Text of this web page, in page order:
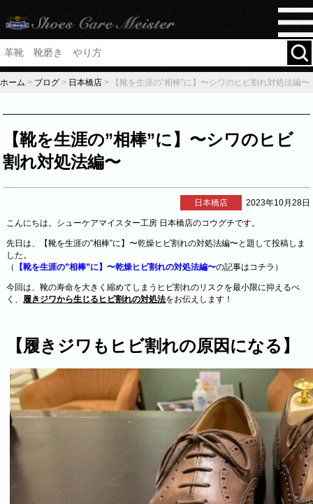
ホーム > ブログ > 日本橋店 > 【靴を生涯の”相棒”に】〜シワのヒビ割れ対処法編〜
【靴を生涯の”相棒”に】〜シワのヒビ
割れ対処法編〜
日本橋店 2023年10月28日
こんにちは。シューケアマイスター工房 日本橋店のコウグチです。
先日は、【靴を生涯の”相棒”に】〜乾燥ヒビ割れの対処法編〜と題して投稿しま
した。
（
【靴を生涯の”相棒”に】〜乾燥ヒビ割れの対処法編〜の記事はコチラ）
今回は、靴の寿命を大きく縮めてしまうヒビ割れのリスクを最小限に抑えるべ
く、 履きジワから生じるヒビ割れの対処法をお伝えします！
【履きジワもヒビ割れの原因になる】